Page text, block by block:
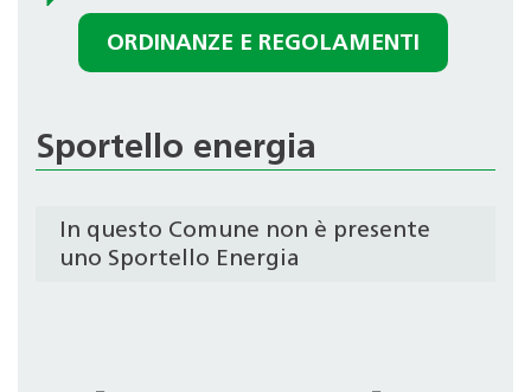
ORDINANZE E REGOLAMENTI
Sportello energia
In questo Comune non è presente
uno Sportello Energia